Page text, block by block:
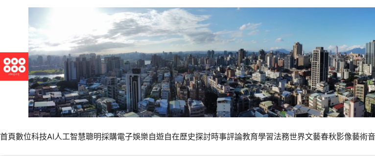
首頁數位科技AI人工智慧聰明採購電子娛樂自遊自在歷史探討時事評論教育學習法務世界文藝春秋影像藝術